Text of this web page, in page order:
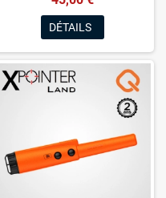
DÉTAILS